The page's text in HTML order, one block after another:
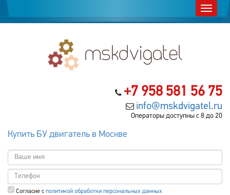
+7 958 581 56 75
info@mskdvigatel.ru
Операторы доступны с 8 до 20
Купить БУ двигатель в Москве
Согласие с политикой обработки персональных данных